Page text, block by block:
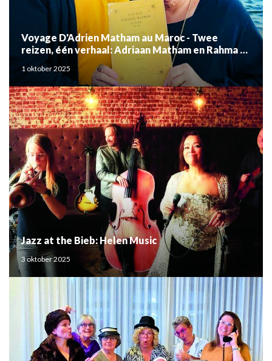
Voyage D'Adrien Matham au Maroc - Twee
reizen, één verhaal: Adriaan Matham en Rahma el
Mouden
1 oktober 2025
Jazz at the Bieb: Helen Music
3 oktober 2025